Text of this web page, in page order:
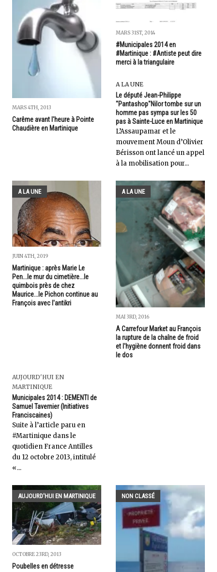
MARS 4TH, 2013
Carême avant l'heure à Pointe
Chaudière en Martinique
MARS 31ST, 2014
#Municipales 2014 en
#Martinique : #Antiste peut dire
merci à la triangulaire
A LA UNE
Le député Jean-Philippe
"Pantashop"Nilor tombe sur un
homme pas sympa sur les 50
pas à Sainte-Luce en Martinique
L’Assaupamar et le
mouvement Moun d’Olivier
Bérisson ont lancé un appel
à la mobilisation pour...
A LA UNE
JUIN 4TH, 2019
Martinique : après Marie Le
Pen...le mur du cimetière...le
quimbois près de chez
Maurice...le Pichon continue au
François avec l'antikri
A LA UNE
MAI 3RD, 2016
A Carrefour Market au François
la rupture de la chaîne de froid
et l'hygiène donnent froid dans
le dos
AUJOURD'HUI EN
MARTINIQUE
Municipales 2014 : DEMENTI de
Samuel Tavernier (Initiatives
Franciscaines)
Suite à l’article paru en
#Martinique dans le
quotidien France Antilles
du 12 octobre 2013, intitulé
«...
AUJOURD'HUI EN MARTINIQUE
OCTOBRE 23RD, 2013
Poubelles en détresse
NON CLASSÉ